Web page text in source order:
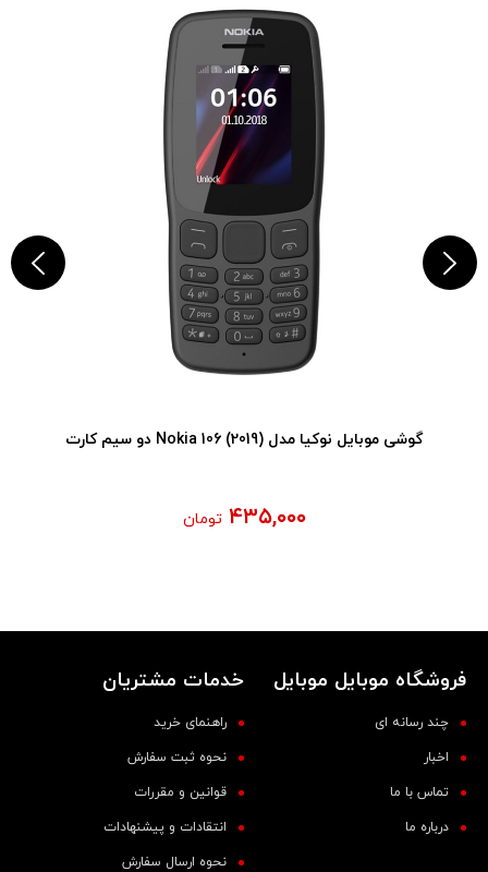
گوشی موبایل نوکیا مدل (2019) Nokia 106 دو سیم کارت
۴۳۵,۰۰۰ تومان
فروشگاه موبایل موبایل
چند رسانه ای
اخبار
تماس با ما
درباره ما
خدمات مشتریان
راهنمای خرید
نحوه ثبت سفارش
قوانین و مقررات
انتقادات و پیشنهادات
نحوه ارسال سفارش